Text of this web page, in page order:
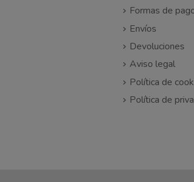
Formas de
Envíos
Devoluciones
Aviso legal
Política de
Política de